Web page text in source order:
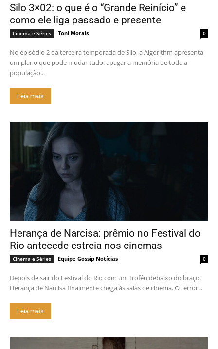
Silo 3×02: o que é o “Grande Reinício” e
como ele liga passado e presente
Cinema e Séries Toni Morais 0
No episódio 2 da terceira temporada de Silo, a Algorithm apresenta
um plano que pode mudar tudo: apagar a memória de toda a
população...
Leia mais
Herança de Narcisa: prêmio no Festival do
Rio antecede estreia nos cinemas
Cinema e Séries Equipe Gossip Notícias 0
Depois de sair do Festival do Rio com um troféu debaixo do braço,
Herança de Narcisa finalmente chega às salas de cinema. O terror...
Leia mais